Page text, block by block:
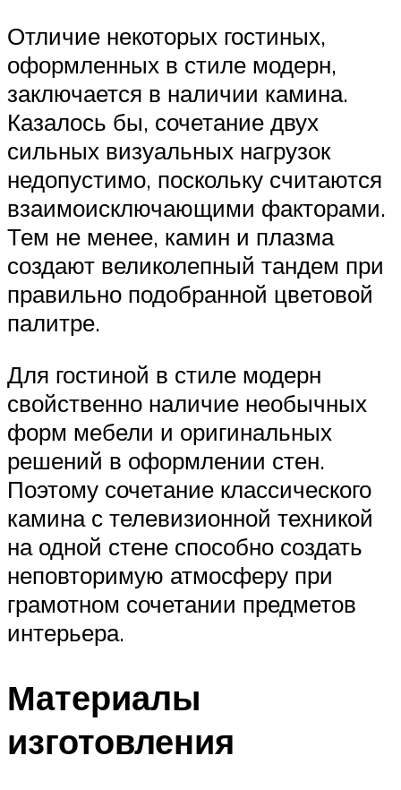
Отличие некоторых гостиных,
оформленных в стиле модерн,
заключается в наличии камина.
Казалось бы, сочетание двух
сильных визуальных нагрузок
недопустимо, поскольку считаются
взаимоисключающими факторами.
Тем не менее, камин и плазма
создают великолепный тандем при
правильно подобранной цветовой
палитре.
Для гостиной в стиле модерн
свойственно наличие необычных
форм мебели и оригинальных
решений в оформлении стен.
Поэтому сочетание классического
камина с телевизионной техникой
на одной стене способно создать
неповторимую атмосферу при
грамотном сочетании предметов
интерьера.
Материалы
изготовления